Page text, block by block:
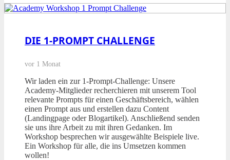
DIE 1-PROMPT CHALLENGE
vor 1 Monat
Wir laden ein zur 1-Prompt-Challenge: Unsere
Academy-Mitglieder recherchieren mit unserem Tool
relevante Prompts für einen Geschäftsbereich, wählen
einen Prompt aus und erstellen dazu Content
(Landingpage oder Blogartikel). Anschließend senden
sie uns ihre Arbeit zu mit ihren Gedanken. Im
Workshop besprechen wir ausgewählte Beispiele live.
Ein Workshop für alle, die ins Umsetzen kommen
wollen!